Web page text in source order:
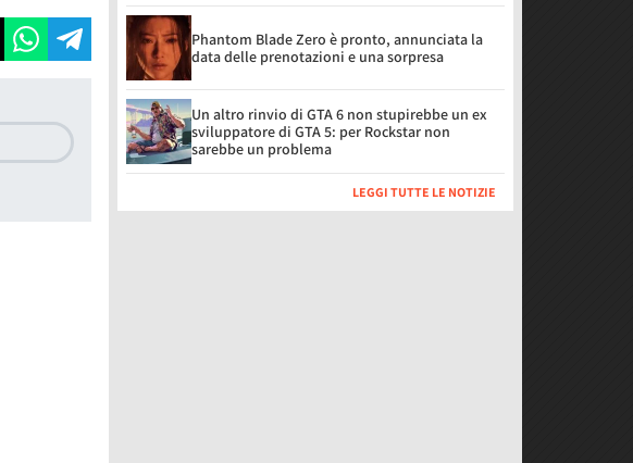
Phantom Blade Zero è pronto, annunciata la
data delle prenotazioni e una sorpresa
Un altro rinvio di GTA 6 non stupirebbe un ex
sviluppatore di GTA 5: per Rockstar non
sarebbe un problema
LEGGI TUTTE LE NOTIZIE